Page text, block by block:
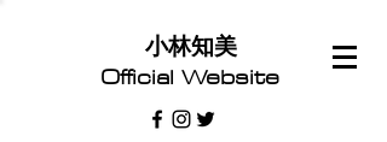
Official Website
​小林知美